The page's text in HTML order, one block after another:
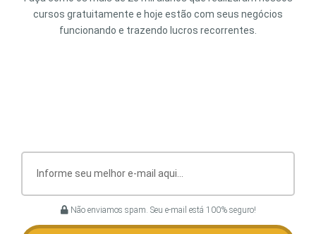
cursos gratuitamente e hoje estão com seus negócios
funcionando e trazendo lucros recorrentes.
Não enviamos spam. Seu e-mail está 100% seguro!